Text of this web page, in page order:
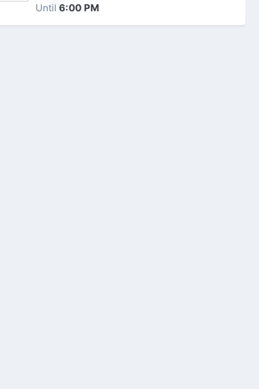
Until 6:00 PM